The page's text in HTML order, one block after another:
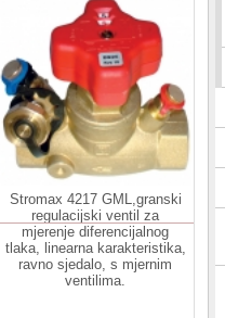
Stromax 4217 GML,granski
regulacijski ventil za
mjerenje diferencijalnog
tlaka, linearna karakteristika,
ravno sjedalo, s mjernim
ventilima.